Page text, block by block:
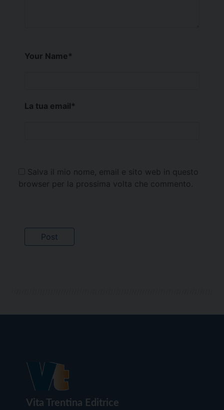
Your Name*
La tua email*
Salva il mio nome, email e sito web in questo
browser per la prossima volta che commento.
Vita Trentina Editrice